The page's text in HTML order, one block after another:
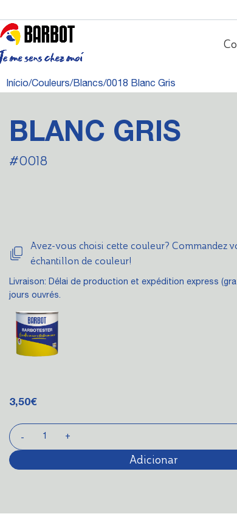
Início Couleurs Blancs 0018 Blanc Gris
BLANC GRIS
#0018
Avez-vous choisi cette couleur? Commandez
échantillon de couleur!
Livraison: Délai de production et expédition express
jours ouvrés.
3,50€
Adicionar